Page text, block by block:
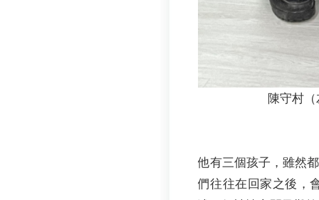
陳守村
他有三個孩子，雖然
們往往在回家之後，